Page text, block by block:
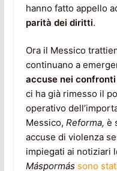
hanno fatto appello
parità dei diritti.
Ora il Messico
continuano a
accuse nei
ci ha già rimesso il
operativo
Messico, Reforma, è
accuse di violenza
impiegati ai notiziari
Máspormás sono